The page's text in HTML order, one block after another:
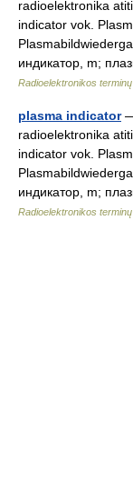
radioelektronika
indicator vok.
индикатор, m;
Radioelektronikos
plasma indicator—
radioelektronika
indicator vok.
индикатор, m;
Radioelektronikos